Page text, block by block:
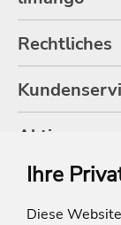
Ihre
Diese
Rechtliches
Aktionen
Shop